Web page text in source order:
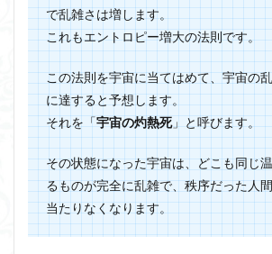
で乱雑さは増します。
これもエントロピー増大の法則です。
この法則を宇宙に当てはめて、宇宙の
に達すると予想します。
それを「宇宙の灼熱死」と呼びます。
その状態になった宇宙は、どこも同じ
るものが完全に乱雑で、秩序だった人
当たりなくなります。